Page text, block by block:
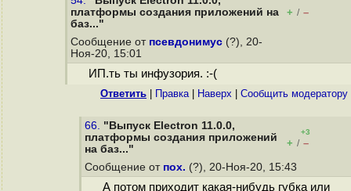
платформы создания приложений на
баз..."
+ / –
Сообщение от псевдонимус (?), 20-
Ноя-20, 15:01
ИП.ть ты инфузория. :-(
Ответить Правка| Наверх Cообщить модератору
66. "Выпуск Electron 11.0.0,
платформы создания приложений
на баз..."
+3
+ / –
Сообщение от пох. (?), 20-Ноя-20, 15:43
А потом приходит какая-нибудь губка или